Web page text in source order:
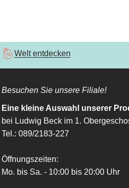
Welt entdecken
Besuchen Sie unsere Filiale!
Eine kleine Auswahl unserer
bei Ludwig Beck im 1.
Tel.: 089/2183-227
Öffnungszeiten:
Mo. bis Sa. - 10:00 bis 20:00 Uhr